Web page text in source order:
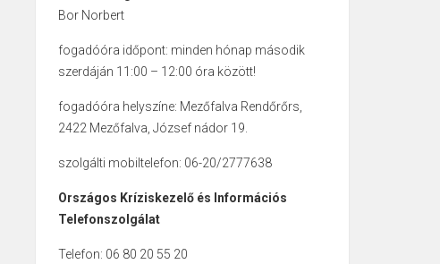
Bor Norbert
fogadóóra időpont: minden hónap második
szerdáján 11:00 – 12:00 óra között!
fogadóóra helyszíne: Mezőfalva Rendőrőrs,
2422 Mezőfalva, József nádor 19.
szolgálti mobiltelefon: 06-20/2777638
Országos Kríziskezelő és Információs
Telefonszolgálat
Telefon: 06 80 20 55 20